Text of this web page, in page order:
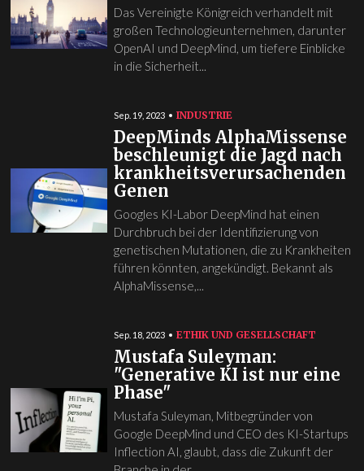
Das Vereinigte Königreich verhandelt mit
großen Technologieunternehmen, darunter
OpenAI und DeepMind, um tiefere Einblicke
in die Sicherheit...
Sep. 19, 2023 INDUSTRIE
DeepMinds AlphaMissense
beschleunigt die Jagd nach
krankheitsverursachenden
Genen
Googles KI-Labor DeepMind hat einen
Durchbruch bei der Identifizierung von
genetischen Mutationen, die zu Krankheiten
führen könnten, angekündigt. Bekannt als
AlphaMissense,...
Sep. 18, 2023 ETHIK UND GESELLSCHAFT
Mustafa Suleyman:
"Generative KI ist nur eine
Phase"
Mustafa Suleyman, Mitbegründer von
Google DeepMind und CEO des KI-Startups
Inflection AI, glaubt, dass die Zukunft der